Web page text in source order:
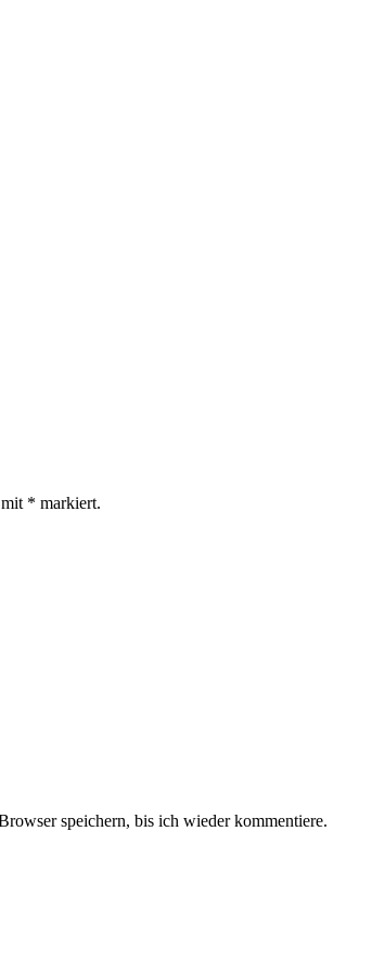
* markiert.
speichern, bis ich wieder kommentiere.